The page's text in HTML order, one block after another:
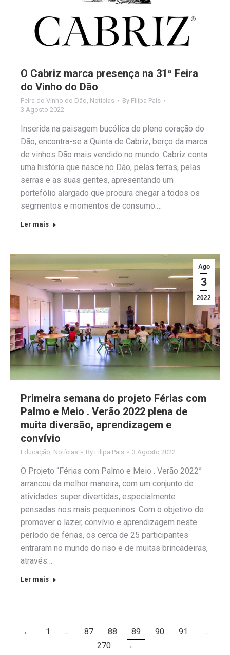
O Cabriz marca presença na 31ª Feira
do Vinho do Dão
Feira do Vinho do Dão Notícias By Filipa Pais
3 Agosto 2022
Inserida na paisagem bucólica do pleno coração do
Dão, encontra-se a Quinta de Cabriz, berço da marca
de vinhos Dão mais vendido no mundo. Cabriz conta
uma história que nasce no Dão, pelas terras, pelas
serras e as suas gentes, apresentando um
portefólio alargado que procura chegar a todos os
segmentos e momentos de consumo.…
Ler mais
Ago
3
2022
Primeira semana do projeto Férias com
Palmo e Meio . Verão 2022 plena de
muita diversão, aprendizagem e
convívio
Educação Notícias By Filipa Pais 3 Agosto 2022
O Projeto “Férias com Palmo e Meio . Verão 2022”
arrancou da melhor maneira, com um conjunto de
atividades super divertidas, especialmente
pensadas nos mais pequeninos. Com o objetivo de
promover o lazer, convívio e aprendizagem neste
período de férias, os cerca de 25 participantes
entraram no mundo do riso e de muitas brincadeiras,
através…
Ler mais
← 1 … 87 88 89 90 91
…
270
→